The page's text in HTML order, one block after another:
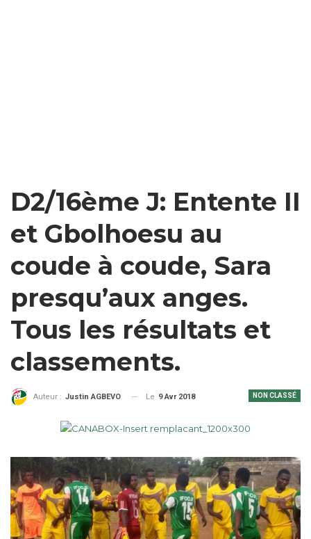
D2/16ème J: Entente II
et Gbolhoesu au
coude à coude, Sara
presqu’aux anges.
Tous les résultats et
classements.
NON CLASSÉ
Auteur : Justin AGBEVO Le 9 Avr 2018